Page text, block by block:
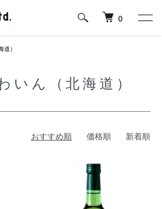
0
）
いん（北海道）
おすすめ順 価格順 新着順